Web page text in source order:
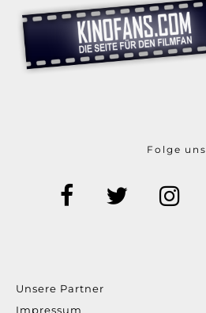
Folge uns
Unsere Partner
Impressum